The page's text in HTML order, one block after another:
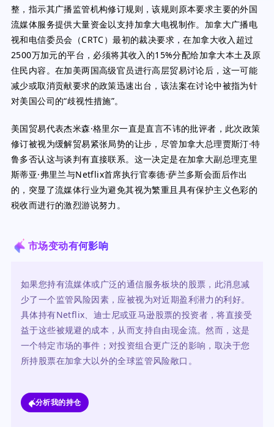
整，指示其广播监管机构修订规则，该规则原本要求主要的外国
流媒体服务提供大量资金以支持加拿大电视制作。加拿大广播电
视和电信委员会（CRTC）最初的裁决要求，在加拿大收入超过
2500万加元的平台，必须将其收入的15%分配给加拿大本土及原
住民内容。在加美两国高级官员进行高层贸易讨论后，这一可能
减少或取消贡献要求的政策迅速出台，该法案在讨论中被指为针
对美国公司的“歧视性措施”。
美国贸易代表杰米森·格里尔一直是直言不讳的批评者，此次政策
修订被视为缓解贸易紧张局势的让步，尽管加拿大总理贾斯汀·特
鲁多否认这与谈判有直接联系。这一决定是在加拿大副总理克里
斯蒂亚·弗里兰与Netflix首席执行官泰德·萨兰多斯会面后作出
的，突显了流媒体行业为避免其视为繁重且具有保护主义色彩的
税收而进行的激烈游说努力。
市场变动有何影响
如果您持有流媒体或广泛的通信服务板块的股票，此消息减
少了一个监管风险因素，应被视为对近期盈利潜力的利好。
具体持有Netflix、迪士尼或亚马逊股票的投资者，将直接受
益于这些被规避的成本，从而支持自由现金流。然而，这是
一个特定市场的事件；对投资组合更广泛的影响，取决于您
所持股票在加拿大以外的全球监管风险敞口。
分析我的持仓